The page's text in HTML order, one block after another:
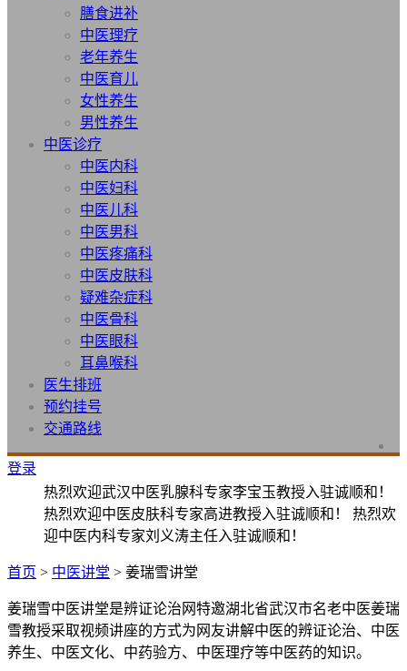
膳食进补
中医理疗
老年养生
中医育儿
女性养生
男性养生
中医诊疗
中医内科
中医妇科
中医儿科
中医男科
中医疼痛科
中医皮肤科
疑难杂症科
中医骨科
中医眼科
耳鼻喉科
医生排班
预约挂号
交通路线
登录
热烈欢迎武汉中医乳腺科专家李宝玉教授入驻诚顺和！
热烈欢迎中医皮肤科专家高进教授入驻诚顺和！ 热烈欢
迎中医内科专家刘义涛主任入驻诚顺和！
首页 > 中医讲堂 > 姜瑞雪讲堂
姜瑞雪中医讲堂是辨证论治网特邀湖北省武汉市名老中医姜瑞
雪教授采取视频讲座的方式为网友讲解中医的辨证论治、中医
养生、中医文化、中药验方、中医理疗等中医药的知识。